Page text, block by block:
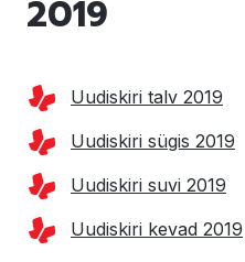
2019
Uudiskiri talv 2019
Uudiskiri sügis 2019
Uudiskiri suvi 2019
Uudiskiri kevad 2019